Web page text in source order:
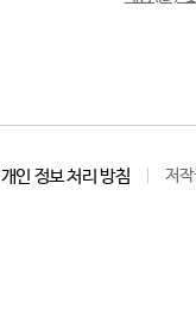
개인 정보 처리 방침 저